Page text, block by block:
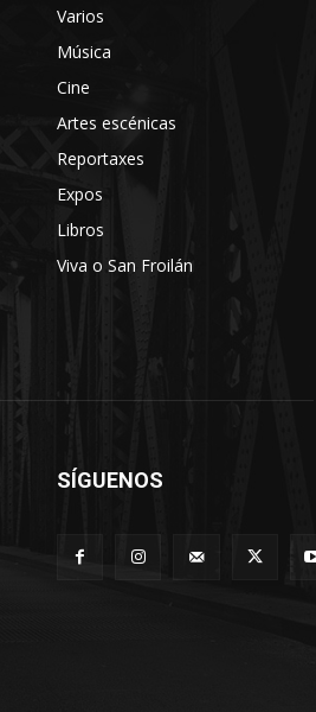
Varios
Música
Cine
Artes escénicas
Reportaxes
Expos
Libros
Viva o San Froilán
SÍGUENOS